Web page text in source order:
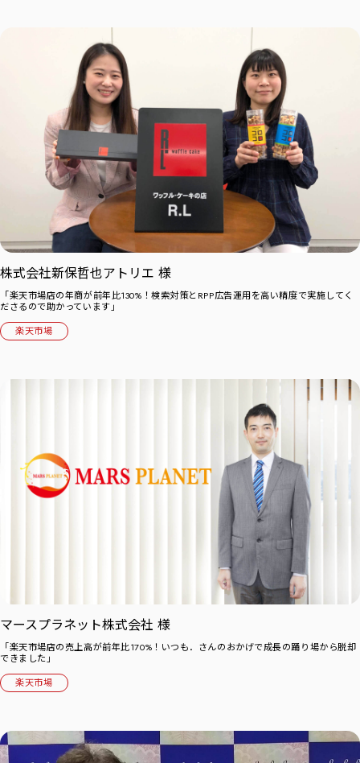
株式会社新保哲也アトリエ 様
「楽天市場店の年商が前年比130%！検索対策とRPP広告運用を高い精度で実施してく
ださるので助かっています」
楽天市場
マースプラネット株式会社 様
「楽天市場店の売上高が前年比170%！いつも．さんのおかげで成長の踊り場から脱却
できました」
楽天市場